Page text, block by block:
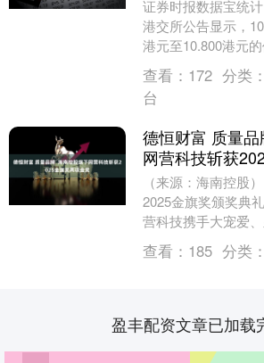
证券时报数据宝统
港交所公告显示，
港元至10.800港元
回购金额达594.21
查看： 172 分类：
台
德恒财富 质量
网营科技斩获
（来源：海南控股
2025金旗奖颁奖典
营科技携手大宠爱
牌合作伙伴，凭借
得2025....
查看： 185 分类：
盈丰配资文章已加载